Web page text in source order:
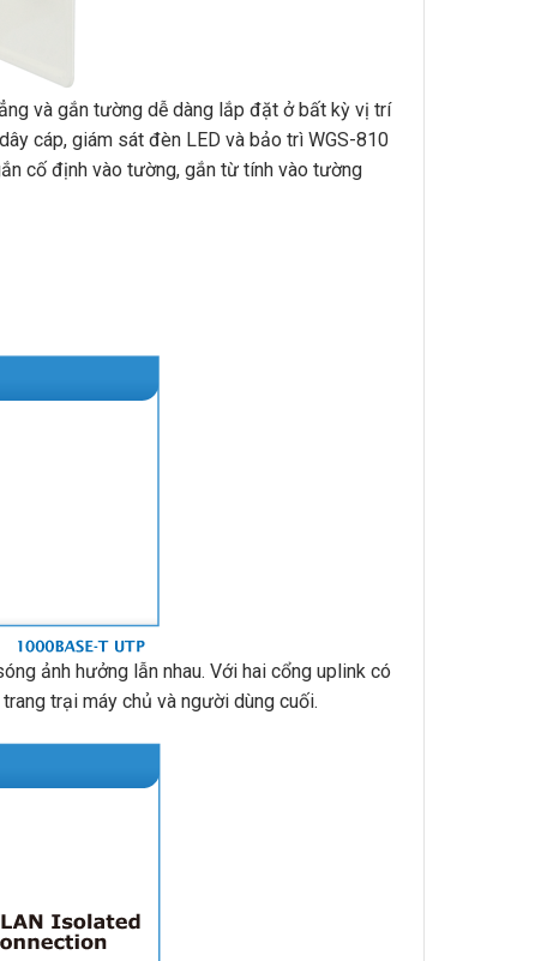
và gắn tường dễ dàng lắp đặt ở bất kỳ vị trí
cáp, giám sát đèn LED và bảo trì WGS-810
cố định vào tường, gắn từ tính vào tường
ảnh hưởng lẫn nhau. Với hai cổng uplink có
trại máy chủ và người dùng cuối.